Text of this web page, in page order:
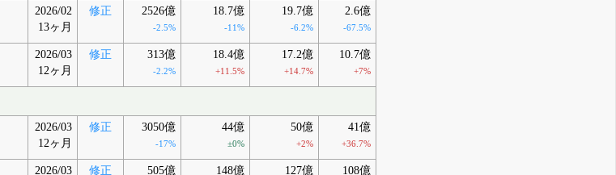
2026/02
13ヶ月
修正 2526億
-2.5%
18.7億
-11%
19.7億
-6.2%
2.6億
-67.5%
2026/03
12ヶ月
修正 313億
-2.2%
18.4億
+11.5%
17.2億
+14.7%
10.7億
+7%
2026/03
12ヶ月
修正 3050億
-17%
44億
±0%
50億
+2%
41億
+36.7%
2026/03
修正 505億 148億 127億 108億